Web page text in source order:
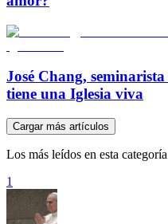
José Chang,
tiene una Iglesia viva
Cargar más artículos
Los más leídos en esta
1